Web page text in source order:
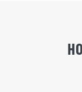
Pré-